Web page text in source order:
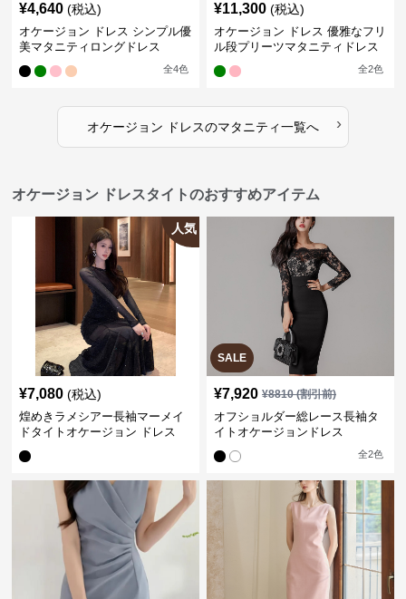
¥4,640 (税込)
オケージョン ドレス シンプル優
美マタニティロングドレス
全4色
¥11,300 (税込)
オケージョン ドレス 優雅なフリ
ル段プリーツマタニティドレス
全2色
オケージョン ドレスのマタニティ一覧へ ›
オケージョン ドレスタイトのおすすめアイテム
人気
¥7,080 (税込)
煌めきラメシアー長袖マーメイ
ドタイトオケージョン ドレス
SALE
¥7,920 ¥8810(割引前)
オフショルダー総レース長袖タ
イトオケージョンドレス
全2色